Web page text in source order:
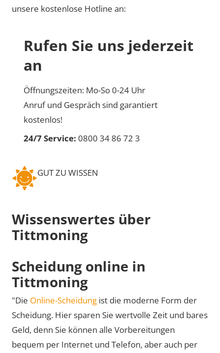
unsere kostenlose Hotline an:
Rufen Sie uns jederzeit
an
Öffnungszeiten: Mo-So 0-24 Uhr
Anruf und Gespräch sind garantiert
kostenlos!
24/7 Service: 0800 34 86 72 3
GUT ZU WISSEN
Wissenswertes über
Tittmoning
Scheidung online in
Tittmoning
"Die Online-Scheidung ist die moderne Form der
Scheidung. Hier sparen Sie wertvolle Zeit und bares
Geld, denn Sie können alle Vorbereitungen
bequem per Internet und Telefon, aber auch per